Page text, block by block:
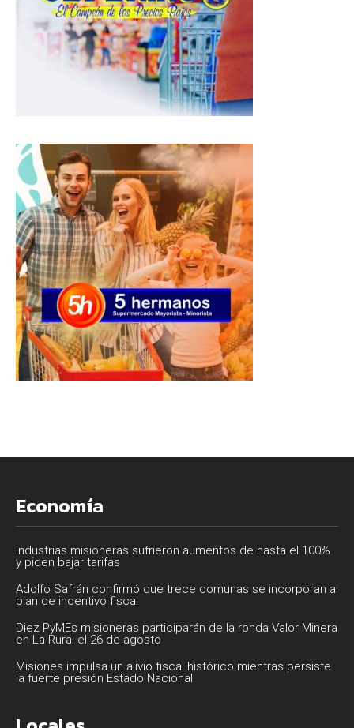
p o
k
a
m
Economía
Industrias misioneras sufrieron aumentos de hasta el 100%
y piden bajar tarifas
Adolfo Safrán confirmó que trece comunas se incorporan al
plan de incentivo fiscal
Diez PyMEs misioneras participarán de la ronda Valor Minera
en La Rural el 26 de agosto
Misiones impulsa un alivio fiscal histórico mientras persiste
la fuerte presión Estado Nacional